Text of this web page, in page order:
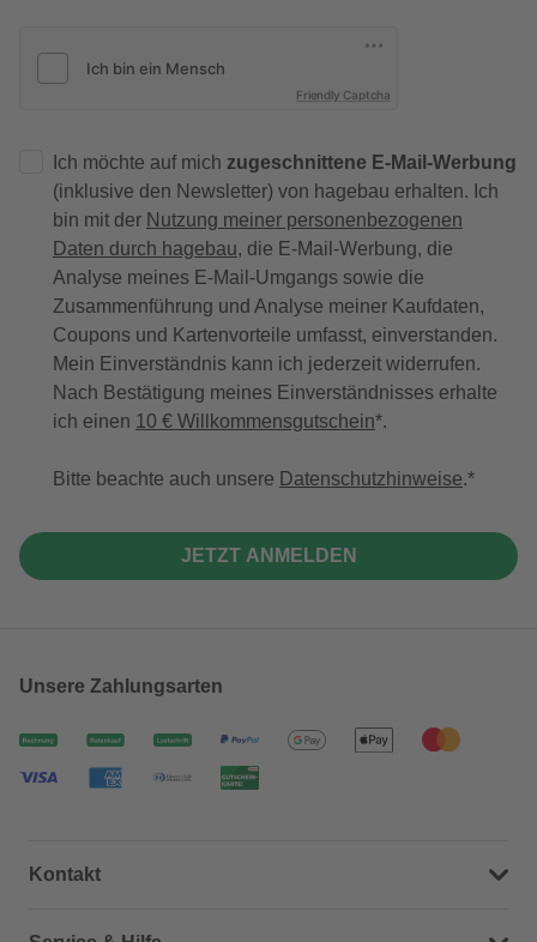
Friendly Captcha
Ich möchte auf mich zugeschnittene E-Mail-Werbung
(inklusive den Newsletter) von hagebau erhalten. Ich
bin mit der Nutzung meiner personenbezogenen
Daten durch hagebau, die E-Mail-Werbung, die
Analyse meines E-Mail-Umgangs sowie die
Zusammenführung und Analyse meiner Kaufdaten,
Coupons und Kartenvorteile umfasst, einverstanden.
Mein Einverständnis kann ich jederzeit widerrufen.
Nach Bestätigung meines Einverständnisses erhalte
ich einen 10 € Willkommensgutschein*.
Bitte beachte auch unsere Datenschutzhinweise.
JETZT ANMELDEN
Unsere Zahlungsarten
Kontakt